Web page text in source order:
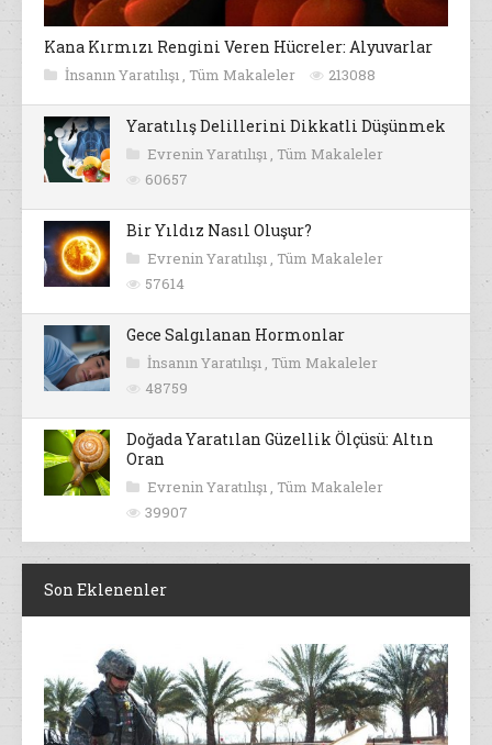
Kana Kırmızı Rengini Veren Hücreler: Alyuvarlar
İnsanın Yaratılışı , Tüm Makaleler 213088
Yaratılış Delillerini Dikkatli Düşünmek
Evrenin Yaratılışı , Tüm Makaleler
60657
Bir Yıldız Nasıl Oluşur?
Evrenin Yaratılışı , Tüm Makaleler
57614
Gece Salgılanan Hormonlar
İnsanın Yaratılışı , Tüm Makaleler
48759
Doğada Yaratılan Güzellik Ölçüsü: Altın
Oran
Evrenin Yaratılışı , Tüm Makaleler
39907
Son Eklenenler